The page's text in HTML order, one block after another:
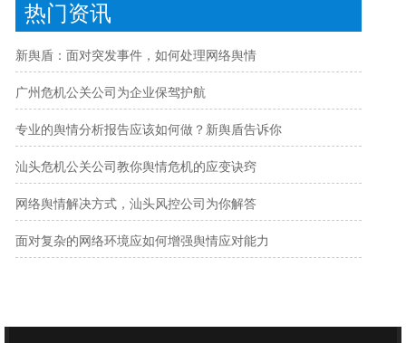
热门资讯
新舆盾：面对突发事件，如何处理网络舆情
广州危机公关公司为企业保驾护航
专业的舆情分析报告应该如何做？新舆盾告诉你
汕头危机公关公司教你舆情危机的应变诀窍
网络舆情解决方式，汕头风控公司为你解答
面对复杂的网络环境应如何增强舆情应对能力